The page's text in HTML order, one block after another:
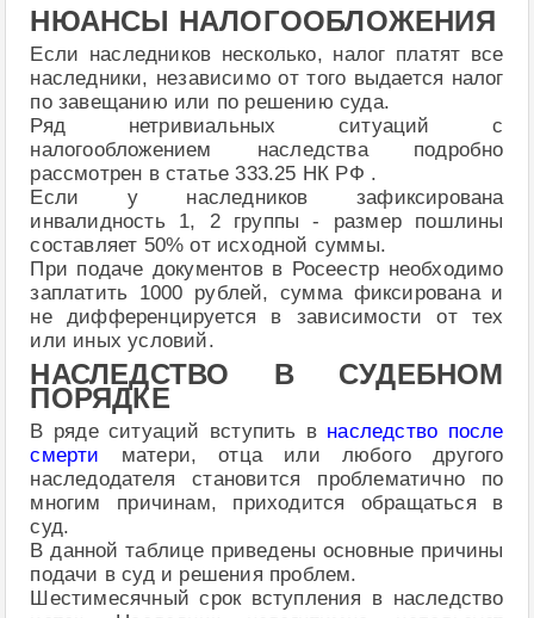
НЮАНСЫ НАЛОГООБЛОЖЕНИЯ
Если наследников несколько, налог платят все
наследники, независимо от того выдается налог
по завещанию или по решению суда.
Ряд нетривиальных ситуаций с
налогообложением наследства подробно
рассмотрен в статье 333.25 НК РФ .
Если у наследников зафиксирована
инвалидность 1, 2 группы - размер пошлины
составляет 50% от исходной суммы.
При подаче документов в Росеестр необходимо
заплатить 1000 рублей, сумма фиксирована и
не дифференцируется в зависимости от тех
или иных условий.
НАСЛЕДСТВО В СУДЕБНОМ
ПОРЯДКЕ
В ряде ситуаций вступить в наследство после
смерти матери, отца или любого другого
наследодателя становится проблематично по
многим причинам, приходится обращаться в
суд.
В данной таблице приведены основные причины
подачи в суд и решения проблем.
Шестимесячный срок вступления в наследство